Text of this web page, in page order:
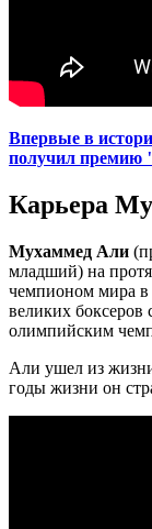
Впервые в
получил премию
Карьера
Мухаммед Али
младший) на
чемпионом мира в
великих боксеров
олимпийским
Али ушел из
годы жизни он